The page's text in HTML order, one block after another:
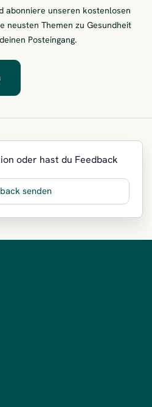
abonniere unseren kostenlosen
neusten Themen zu Gesundheit
Posteingang.
oder hast du Feedback
senden